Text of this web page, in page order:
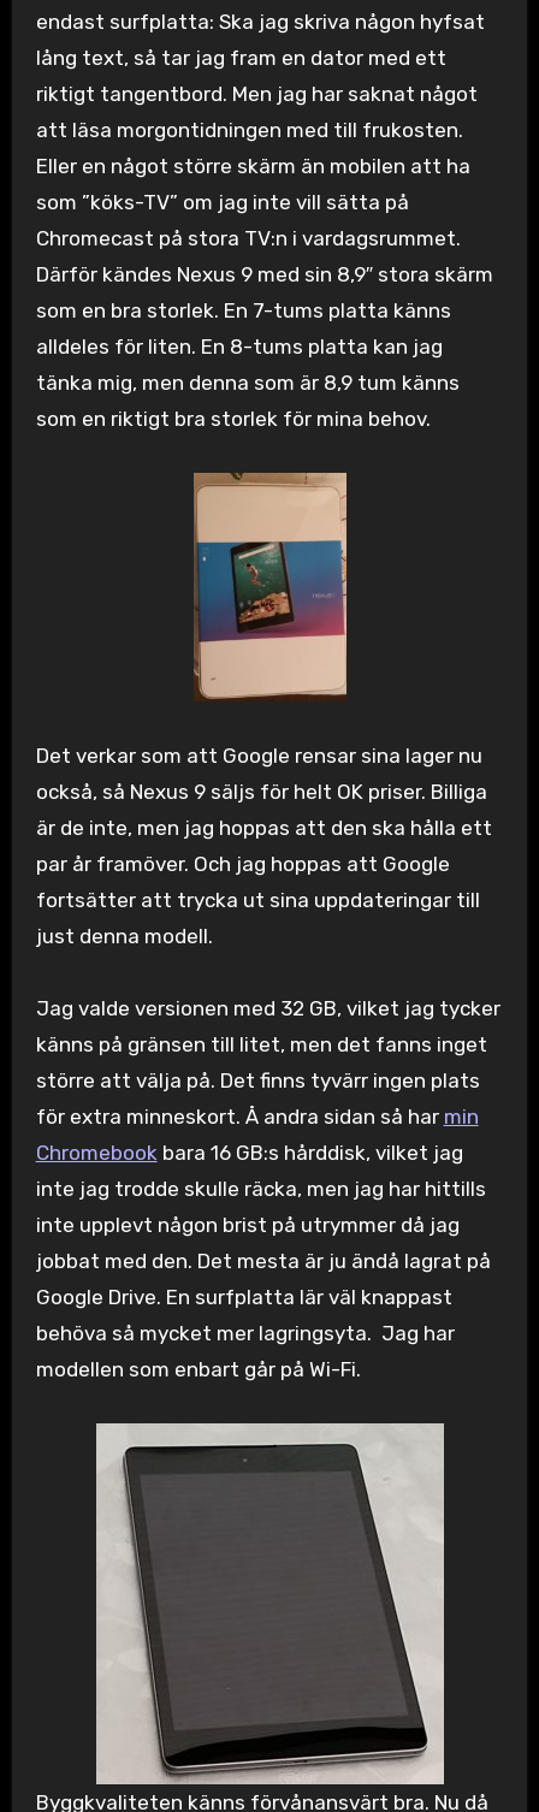
endast surfplatta: Ska jag skriva någon hyfsat
lång text, så tar jag fram en dator med ett
riktigt tangentbord. Men jag har saknat något
att läsa morgontidningen med till frukosten.
Eller en något större skärm än mobilen att ha
som ”köks-TV” om jag inte vill sätta på
Chromecast på stora TV:n i vardagsrummet.
Därför kändes Nexus 9 med sin 8,9″ stora skärm
som en bra storlek. En 7-tums platta känns
alldeles för liten. En 8-tums platta kan jag
tänka mig, men denna som är 8,9 tum känns
som en riktigt bra storlek för mina behov.
Det verkar som att Google rensar sina lager nu
också, så Nexus 9 säljs för helt OK priser. Billiga
är de inte, men jag hoppas att den ska hålla ett
par år framöver. Och jag hoppas att Google
fortsätter att trycka ut sina uppdateringar till
just denna modell.
Jag valde versionen med 32 GB, vilket jag tycker
känns på gränsen till litet, men det fanns inget
större att välja på. Det finns tyvärr ingen plats
för extra minneskort. Å andra sidan så har min
Chromebookbara 16 GB:s hårddisk, vilket jag
inte jag trodde skulle räcka, men jag har hittills
inte upplevt någon brist på utrymmer då jag
jobbat med den. Det mesta är ju ändå lagrat på
Google Drive. En surfplatta lär väl knappast
behöva så mycket mer lagringsyta. Jag har
modellen som enbart går på Wi-Fi.
Byggkvaliteten känns förvånansvärt bra. Nu då